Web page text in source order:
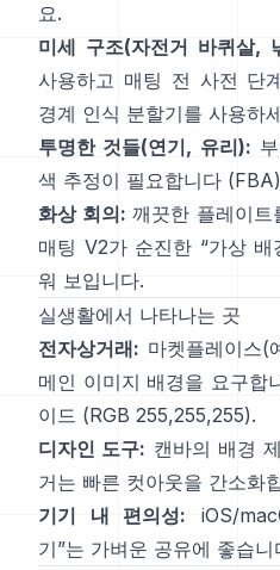
요.
미세 구조(자전거 바퀴살,
사용하고 매팅 전 사전 단
경계 인식 분할기를 사용하
투명한 것들(연기, 유리):
색 추정이 필요합니다 (FBA
화상 회의: 깨끗한 플레이
매팅 V2가 순진한 “가상 배
워 보입니다.
실생활에서 나타나는 곳
전자상거래: 마켓플레이스(
메인 이미지 배경을 요구합
이드 (RGB 255,255,255).
디자인 도구: 캔바의 배경
거는 빠른 컷아웃을 간소화
기기 내 편의성: iOS/
기”는 가벼운 공유에 좋습니